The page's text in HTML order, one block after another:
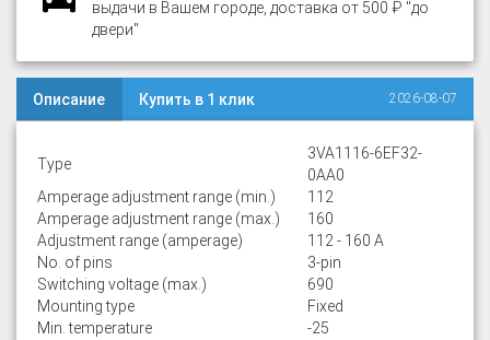
выдачи в Вашем городе, доставка от 500 ₽ "до
двери"
Описание Купить в 1 клик 2026-08-07
Type
3VA1116-6EF32-
0AA0
Amperage adjustment range (min.)
112
Amperage adjustment range (max.)
160
Adjustment range (amperage)
112 - 160 A
No. of pins
3-pin
Switching voltage (max.)
690
Mounting type
Fixed
Min. temperature
-25